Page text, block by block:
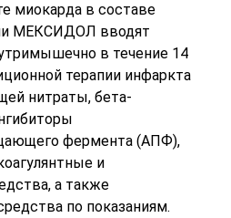
миокарда в составе
МЕКСИДОЛ вводят
в течение 14
терапии инфаркта
нитраты, бета-
фермента (АПФ),
и
а также
по показаниям.